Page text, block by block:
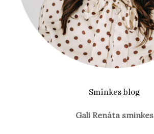
Sminkes blog
Gali Renáta sminkes